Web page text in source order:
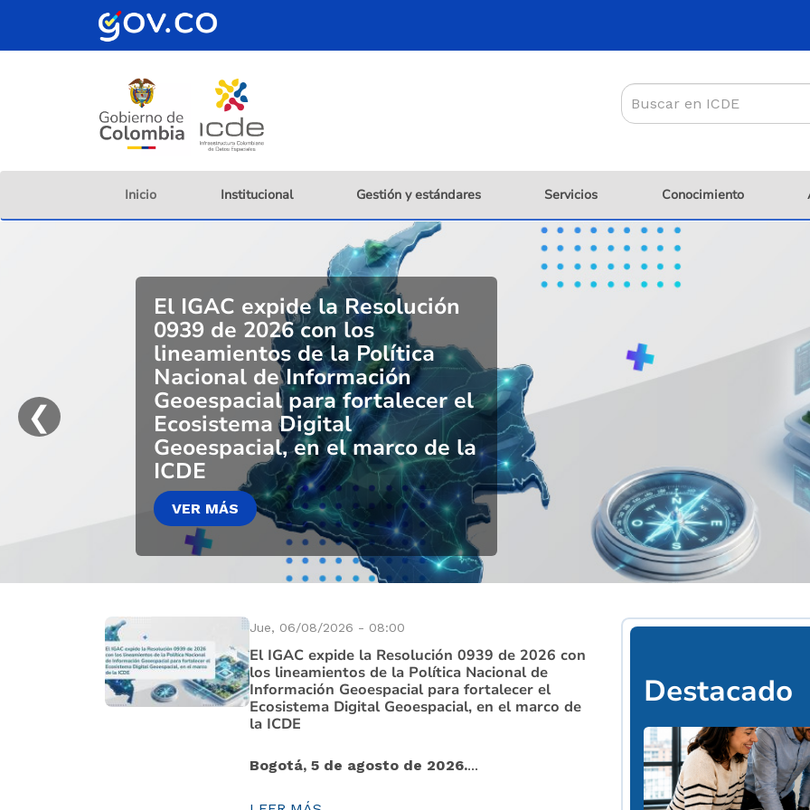
contenido
Inicio Institucional Gestión y estándares Servicios Conocimiento
El IGAC expide la Resolución
0939 de 2026 con los
lineamientos de la Política
Nacional de Información
Geoespacial para fortalecer el
Ecosistema Digital
Geoespacial, en el marco de la
ICDE
VER MÁS
VER MÁS
VER MÁS
VER MÁS
VER MÁS
❮
⏸️ PAUSAR
Jue, 06/08/2026 - 08:00
El IGAC expide la Resolución 0939 de 2026 con
los lineamientos de la Política Nacional de
Información Geoespacial para fortalecer el
Ecosistema Digital Geoespacial, en el marco de
la ICDE
Bogotá, 5 de agosto de 2026....
Destacado